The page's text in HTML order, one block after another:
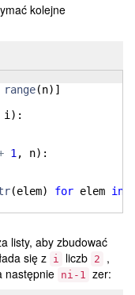
kolejne
range(n)]
i) :
1, n) :
(elem) for elem in
listy, aby zbudować
się z i liczb 2
,
następnie ni-1 zer: